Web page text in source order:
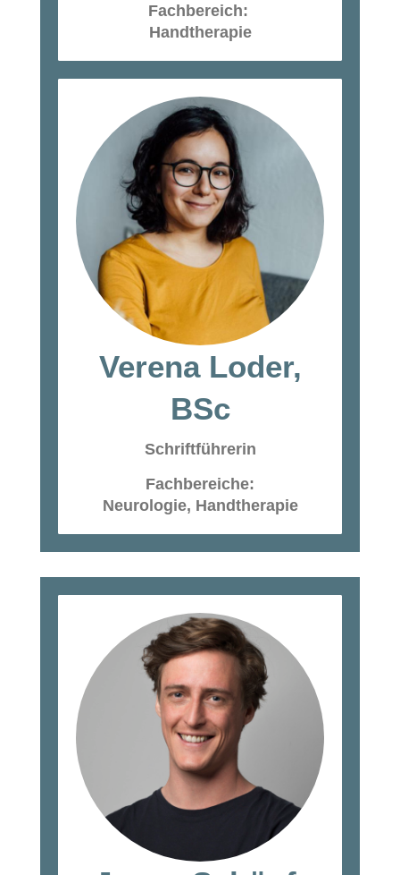
Fachbereich:
Handtherapie
Verena Loder,
BSc
Schriftführerin
Fachbereiche:
Neurologie, Handtherapie